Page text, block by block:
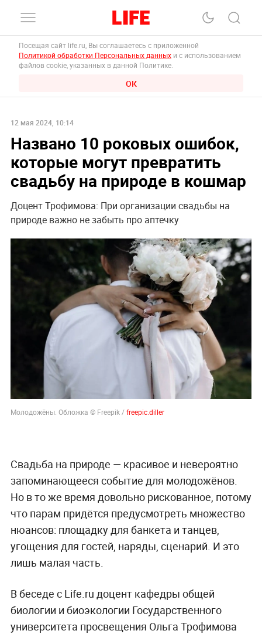
Посещая сайт life.ru, Вы соглашаетесь с приложенной
Политикой обработки Персональных данных и с использованием
файлов cookie, указанных в данной Политике.
ОК
12 мая 2024, 10:14
Названо 10 роковых ошибок,
которые могут превратить
свадьбу на природе в кошмар
Доцент Трофимова: При организации свадьбы на
природе важно не забыть про аптечку
Молодожёны. Обложка © Freepik /freepic.diller
Свадьба на природе — красивое и невероятно
запоминающееся событие для молодожёнов.
Но в то же время довольно рискованное, потому
что парам придётся предусмотреть множество
нюансов: площадку для банкета и танцев,
угощения для гостей, наряды, сценарий. И это
лишь малая часть.
В беседе с Life.ru доцент кафедры общей
биологии и биоэкологии Государственного
университета просвещения Ольга Трофимова